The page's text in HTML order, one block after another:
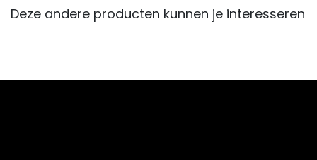
Deze andere producten kunnen je interesseren